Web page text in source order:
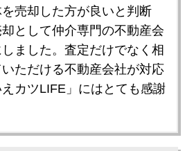
売却した方が良いと判断
として仲介専門の不動産会
ました。査定だけでなく相
ただける不動産会社が対応
カツLIFE」にはとても感謝